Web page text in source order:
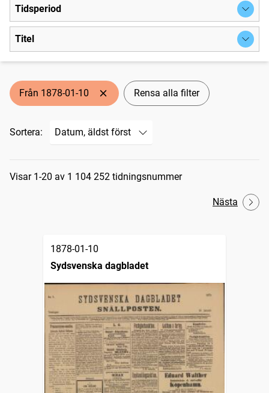
Tidsperiod
Titel
Från 1878-01-10 Rensa alla filter
Sortera:
Sökresultat
Visar 1-20 av 1 104 252 tidningsnummer
Nästa
1878-01-10
Sydsvenska dagbladet